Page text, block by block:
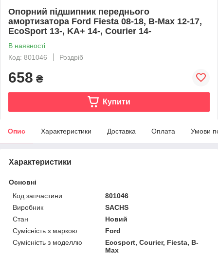
Опорний підшипник переднього
амортизатора Ford Fiesta 08-18, B-Max 12-17,
EcoSport 13-, KA+ 14-, Courier 14-
В наявності
Код: 801046
Роздріб
658 ₴
Купити
Опис Характеристики Доставка Оплата Умови
Характеристики
Основні
Код запчастини
801046
Виробник
SACHS
Стан
Новий
Сумісність з маркою
Ford
Сумісність з моделлю
Ecosport, Courier, Fiesta, B-
Max